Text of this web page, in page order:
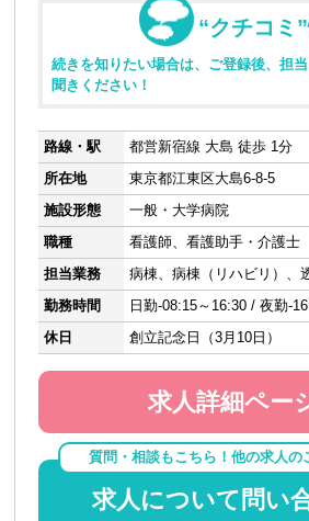
“クチコミ
続きを知りたい場合は、ご登録後、担
聞きください！
路線・駅
都営新宿線 大島 徒歩 1分
所在地
東京都江東区大島6-8-5
施設形態
一般・大学病院
職種
看護師、看護助手・介護士
担当業務
病棟、病棟（リハビリ）、
勤務時間
日勤-08:15～16:30 / 夜勤-
休日
創立記念日（3月10日）
求人詳細ペー
質問・相談もこちら！他の求人の
求人について問い